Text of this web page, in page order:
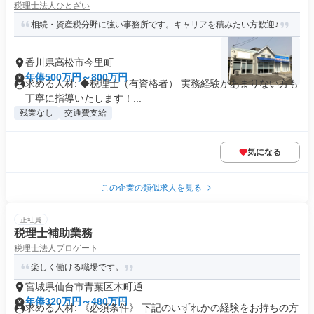
税理士法人ひとざい
相続・資産税分野に強い事務所です。キャリアを積みたい方歓迎♪
香川県高松市今里町
年俸500万円～800万円
求める人材: ◆税理士（有資格者） 実務経験があまりない方も
丁寧に指導いたします！...
残業なし 交通費支給
気になる
この企業の類似求人を見る
正社員
税理士補助業務
税理士法人プロゲート
楽しく働ける職場です。
宮城県仙台市青葉区木町通
年俸320万円～480万円
求める人材: 《必須条件》 下記のいずれかの経験をお持ちの方